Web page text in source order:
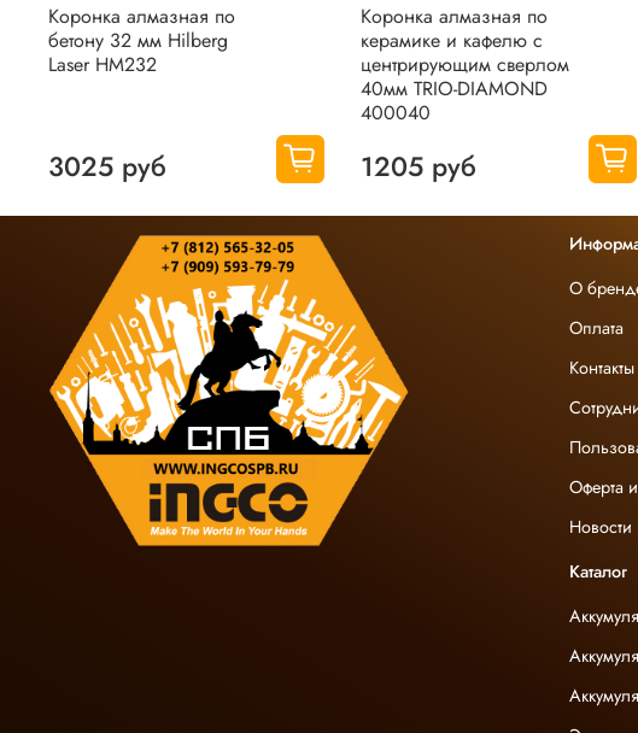
Коронка алмазная по
бетону 32 мм Hilberg
Laser HM232
3025 руб
Коронка алмазная по
керамике и кафелю с
центрирующим сверлом
40мм TRIO-DIAMOND
400040
1205 руб
О
Оплата
Контакты
Оферта
Новости
Каталог